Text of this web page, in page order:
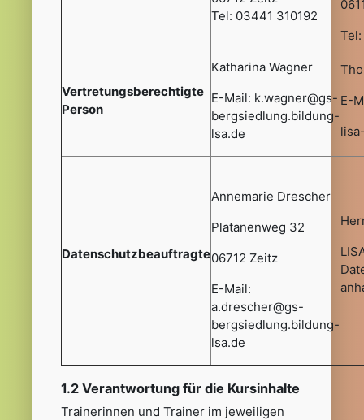
Tel: 03441 310192
Vertretungsberechtigte
Person
Katharina Wagner
E-Mail: k.wagner@gs-
bergsiedlung.bildung-
lsa.de
E-
Datenschutzbeauftragte
Annemarie Drescher
Platanenweg 32
06712 Zeitz
E-Mail:
a.drescher@gs-
bergsiedlung.bildung-
lsa.de
1.2 Verantwortung für die Kursinhalte
Trainerinnen und Trainer im jeweiligen